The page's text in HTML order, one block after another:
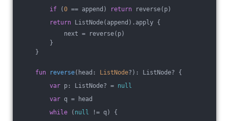
if (0 == append) return reverse(p)
return ListNode(append).apply {
next = reverse(p)
}
}
fun reverse(head: ListNode?) : ListNode? {
var p: ListNode? = null
var q = head
while ( null != q) {